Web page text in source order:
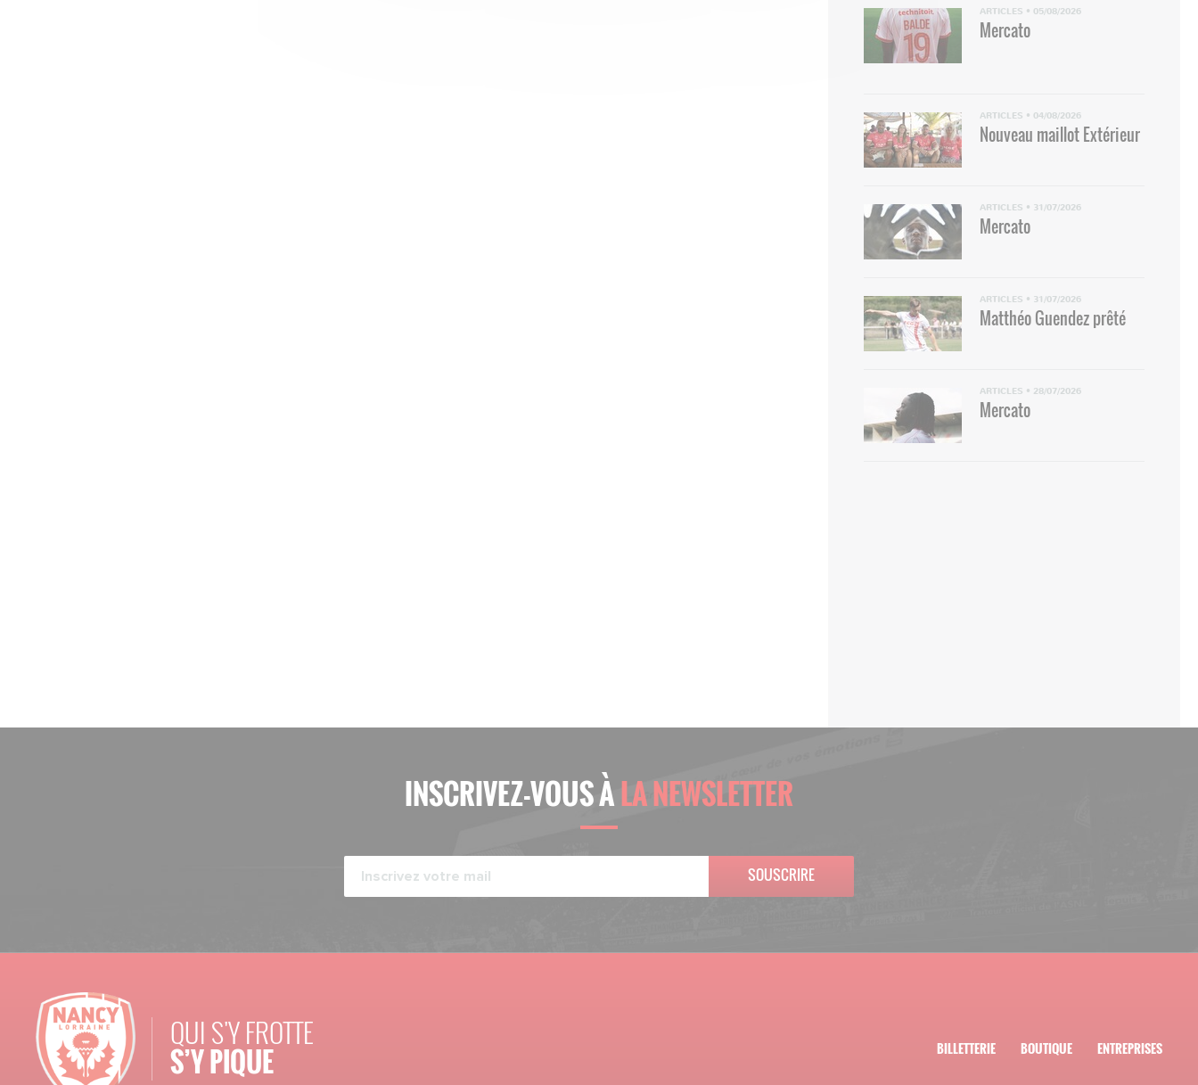
ARTICLES • 05/08/2026
Mercato
ARTICLES • 04/08/2026
Nouveau maillot Extérieur
ARTICLES • 31/07/2026
Mercato
ARTICLES • 31/07/2026
Matthéo Guendez prêté
ARTICLES • 28/07/2026
Mercato
INSCRIVEZ-VOUS ÀLA NEWSLETTER
SOUSCRIRE
QUI S'Y FROTTE
S’Y PIQUE BILLETTERIE BOUTIQUE ENTREPRISES